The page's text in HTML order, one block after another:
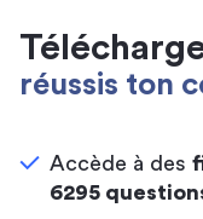
réussis ton
Accède à des
6295